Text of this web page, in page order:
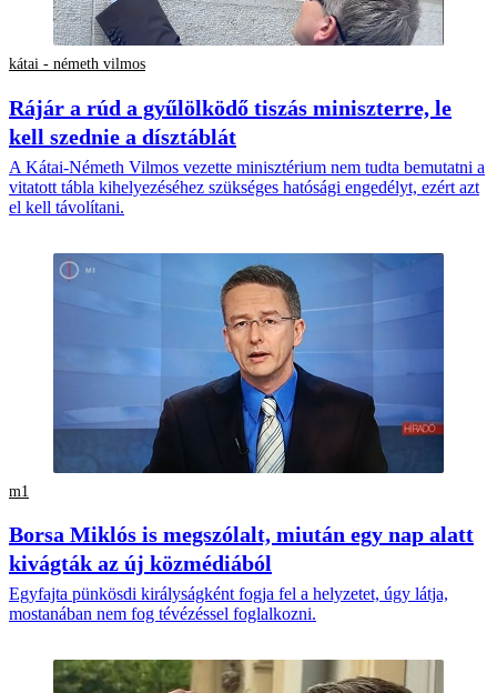
kátai - németh vilmos
Rájár a rúd a gyűlölködő tiszás miniszterre, le
kell szednie a dísztáblát
A Kátai-Németh Vilmos vezette minisztérium nem tudta bemutatni a
vitatott tábla kihelyezéséhez szükséges hatósági engedélyt, ezért azt
el kell távolítani.
m1
Borsa Miklós is megszólalt, miután egy nap alatt
kivágták az új közmédiából
Egyfajta pünkösdi királyságként fogja fel a helyzetet, úgy látja,
mostanában nem fog tévézéssel foglalkozni.